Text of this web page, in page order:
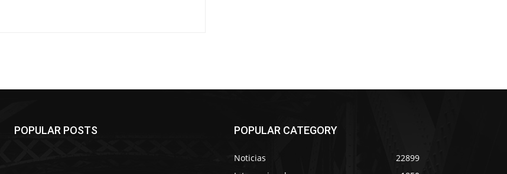
POPULAR POSTS POPULAR CATEGORY
Noticias
22899